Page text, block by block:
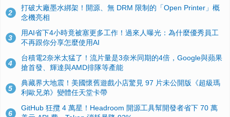
2
打破大廠墨水綁架！開源、無 DRM 限制的「Open Printer」概
念機亮相
3
用AI省下4小時竟被塞更多工作！過來人曝光：為什麼優秀員工
不再跟你分享怎麼使用AI
4
台積電2奈米太猛了！流片量是3奈米同期的4倍，Google與蘋果
搶首發、輝達與AMD排隊等產能
5
典藏界大地震！美國懷舊遊戲小店驚見 97 片未公開版《超級瑪
利歐兄弟》變體任天堂卡帶
6
GitHub 狂攬 4 萬星！Headroom 開源工具幫開發者省下 70 萬